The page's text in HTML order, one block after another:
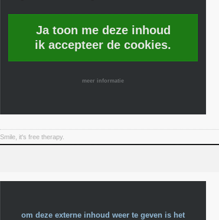
Ja toon me deze inhoud
ik accepteer de cookies.
meer informatie
Smile, it's free therapy.
om deze externe inhoud weer te geven is het